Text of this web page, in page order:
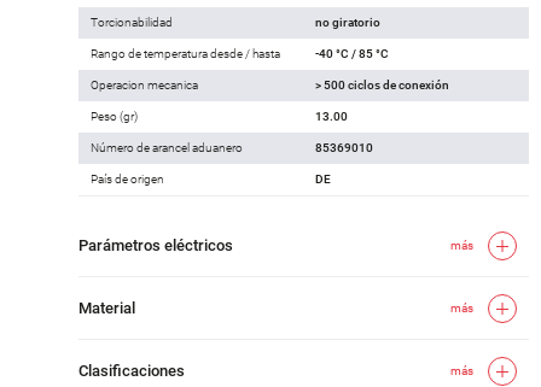
Torcionabilidad no giratorio
Rango de temperatura desde / hasta -40 °C / 85 °C
Operacion mecanica > 500 ciclos de conexión
Peso (gr) 13.00
Número de arancel aduanero 85369010
País de origen DE
Parámetros eléctricos más
Material más
Clasificaciones más